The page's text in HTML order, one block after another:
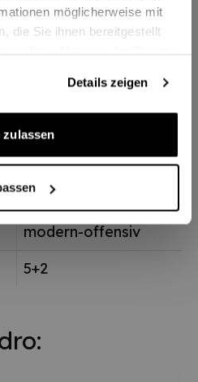
möglicherweise mit
die Sie ihnen bereitgestellt
Details zeigen
zulassen
2-3 Tage
90g
modern-offensiv
5+2